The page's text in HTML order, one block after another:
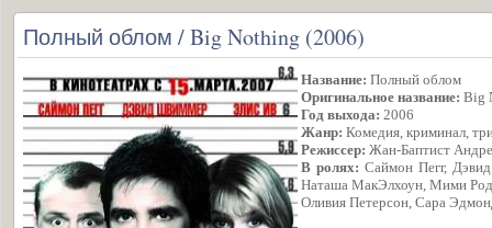
Полный облом / Big Nothing (2006)
Название: Полный облом
Оригинальное название: Big
Год выхода: 2006
Жанр: Комедия, криминал,
Режиссер: Жан-Баптист
В ролях: Саймон Пегг,
Наташа МакЭлхоун, Мими
Оливия Петерсон, Сара